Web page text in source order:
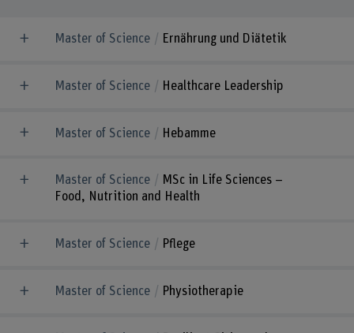
Master of Science Ernährung und Diätetik
Master of Science Healthcare Leadership
Master of Science Hebamme
Master of Science
MSc in Life Sciences –
Food, Nutrition and Health
Master of Science Pflege
Master of Science Physiotherapie